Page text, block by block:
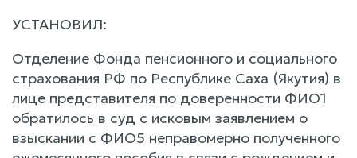
УСТАНОВИЛ:
Отделение Фонда пенсионного и социального
страхования РФ по Республике Саха (Якутия) в
лице представителя по доверенности ФИО1
обратилось в суд с исковым заявлением о
взыскании с ФИО5 неправомерно полученного